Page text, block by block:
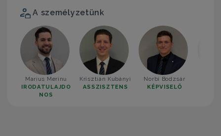
A személyzetünk
Marius Merinu
IRODATULAJDO
NOS
Krisztián Kubányi
ASSZISZTENS
Norbi Bodzsár
KÉPVISELŐ